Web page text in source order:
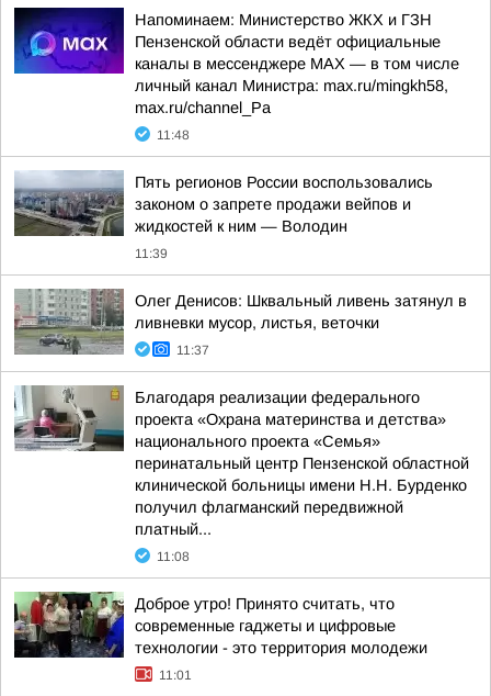
Напоминаем: Министерство ЖКХ и ГЗН
Пензенской области ведёт официальные
каналы в мессенджере МАХ — в том числе
личный канал Министра: max.ru/mingkh58,
max.ru/channel_Pa
11:48
Пять регионов России воспользовались
законом о запрете продажи вейпов и
жидкостей к ним — Володин
11:39
Олег Денисов: Шквальный ливень затянул в
ливневки мусор, листья, веточки
11:37
Благодаря реализации федерального
проекта «Охрана материнства и детства»
национального проекта «Семья»
перинатальный центр Пензенской областной
клинической больницы имени Н.Н. Бурденко
получил флагманский передвижной
платный...
11:08
Доброе утро! Принято считать, что
современные гаджеты и цифровые
технологии - это территория молодежи
11:01